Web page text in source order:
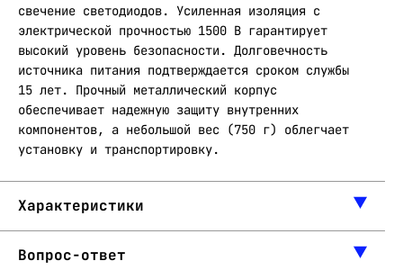
свечение светодиодов. Усиленная изоляция с
электрической прочностью 1500 В гарантирует
высокий уровень безопасности. Долговечность
источника питания подтверждается сроком службы
15 лет. Прочный металлический корпус
обеспечивает надежную защиту внутренних
компонентов, а небольшой вес (750 г) облегчает
установку и транспортировку.
Характеристики
Вопрос-ответ